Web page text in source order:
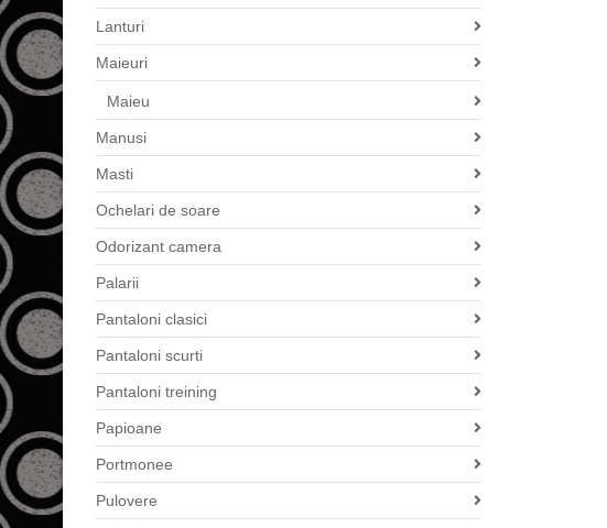
Lanturi
Maieuri
Maieu
Manusi
Masti
Ochelari de soare
Odorizant camera
Palarii
Pantaloni clasici
Pantaloni scurti
Pantaloni treining
Papioane
Portmonee
Pulovere